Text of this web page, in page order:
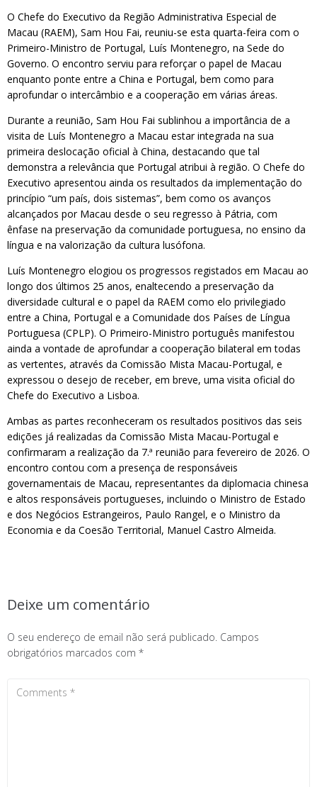
O Chefe do Executivo da Região Administrativa Especial de
Macau (RAEM), Sam Hou Fai, reuniu-se esta quarta-feira com o
Primeiro-Ministro de Portugal, Luís Montenegro, na Sede do
Governo. O encontro serviu para reforçar o papel de Macau
enquanto ponte entre a China e Portugal, bem como para
aprofundar o intercâmbio e a cooperação em várias áreas.
Durante a reunião, Sam Hou Fai sublinhou a importância de a
visita de Luís Montenegro a Macau estar integrada na sua
primeira deslocação oficial à China, destacando que tal
demonstra a relevância que Portugal atribui à região. O Chefe do
Executivo apresentou ainda os resultados da implementação do
princípio “um país, dois sistemas”, bem como os avanços
alcançados por Macau desde o seu regresso à Pátria, com
ênfase na preservação da comunidade portuguesa, no ensino da
língua e na valorização da cultura lusófona.
Luís Montenegro elogiou os progressos registados em Macau ao
longo dos últimos 25 anos, enaltecendo a preservação da
diversidade cultural e o papel da RAEM como elo privilegiado
entre a China, Portugal e a Comunidade dos Países de Língua
Portuguesa (CPLP). O Primeiro-Ministro português manifestou
ainda a vontade de aprofundar a cooperação bilateral em todas
as vertentes, através da Comissão Mista Macau-Portugal, e
expressou o desejo de receber, em breve, uma visita oficial do
Chefe do Executivo a Lisboa.
Ambas as partes reconheceram os resultados positivos das seis
edições já realizadas da Comissão Mista Macau-Portugal e
confirmaram a realização da 7.ª reunião para fevereiro de 2026. O
encontro contou com a presença de responsáveis
governamentais de Macau, representantes da diplomacia chinesa
e altos responsáveis portugueses, incluindo o Ministro de Estado
e dos Negócios Estrangeiros, Paulo Rangel, e o Ministro da
Economia e da Coesão Territorial, Manuel Castro Almeida.
Deixe um comentário
O seu endereço de email não será publicado. Campos
obrigatórios marcados com *